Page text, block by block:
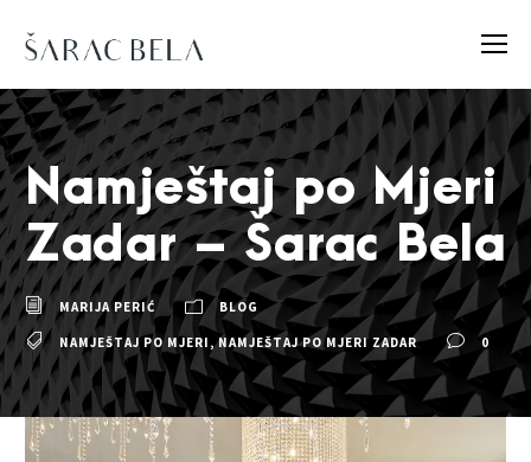
Namještaj po Mjeri
Zadar – Šarac Bela
MARIJA PERIĆ BLOG
NAMJEŠTAJ PO MJERI , NAMJEŠTAJ PO MJERI ZADAR 0